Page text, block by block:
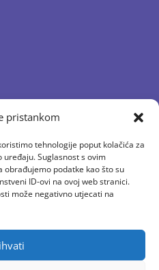
pristankom
tehnologije poput kolačića za
Suglasnost s ovim
podatke kao što su
ID-ovi na ovoj web stranici.
može negativno utjecati na
07:30
– 17:30